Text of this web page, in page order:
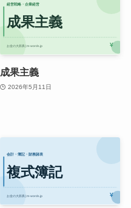
成果主義
2026年5月11日